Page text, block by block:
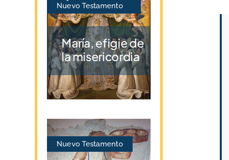
Nuevo Testamento
María, efigie de
la misericordia
Nuevo Testamento